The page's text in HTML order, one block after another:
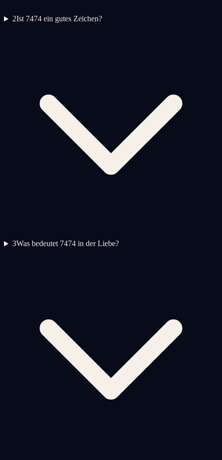
2Ist 7474 ein gutes Zeichen?
3Was bedeutet 7474 in der Liebe?